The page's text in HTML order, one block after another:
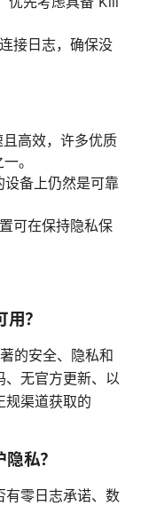
接日志，确保没
高效，许多优质
。
备上仍然是可靠
可在保持隐私保
？
的安全、隐私和
、无官方更新、以
规渠道获取的
私？
有零日志承诺、数